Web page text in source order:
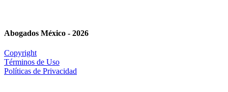
Abogados México - 2026
Copyright
Términos de Uso
Políticas de Privacidad